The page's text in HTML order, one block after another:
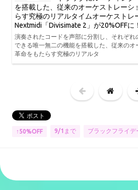
を搭載した、従来のオーケストレーシ
らす究極のリアルタイムオーケストレ
Nextmidi「Divisimate 2」が20%OFFに
演奏されたコードを声部に分割し、それぞ
できる唯一無二の機能を搭載した、従来のオ
革命をもたらす究極のリアルタ
↑50%OFF 9/1まで ブラックフライ